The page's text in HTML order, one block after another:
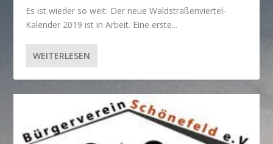
Es ist wieder so weit: Der neue Waldstraßenviertel-
Kalender 2019 ist in Arbeit. Eine erste...
WEITERLESEN